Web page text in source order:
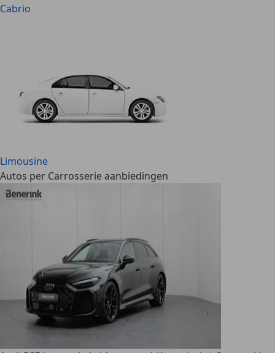
Cabrio
Limousine
Autos per Carrosserie aanbiedingen